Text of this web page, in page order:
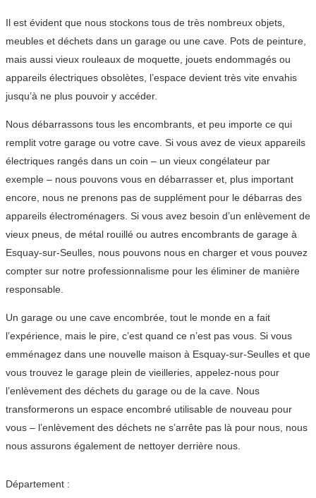
Il est évident que nous stockons tous de très nombreux objets,
meubles et déchets dans un garage ou une cave. Pots de peinture,
mais aussi vieux rouleaux de moquette, jouets endommagés ou
appareils électriques obsolètes, l’espace devient très vite envahis
jusqu’à ne plus pouvoir y accéder.
Nous débarrassons tous les encombrants, et peu importe ce qui
remplit votre garage ou votre cave. Si vous avez de vieux appareils
électriques rangés dans un coin – un vieux congélateur par
exemple – nous pouvons vous en débarrasser et, plus important
encore, nous ne prenons pas de supplément pour le débarras des
appareils électroménagers. Si vous avez besoin d’un enlèvement de
vieux pneus, de métal rouillé ou autres encombrants de garage à
Esquay-sur-Seulles, nous pouvons nous en charger et vous pouvez
compter sur notre professionnalisme pour les éliminer de manière
responsable.
Un garage ou une cave encombrée, tout le monde en a fait
l’expérience, mais le pire, c’est quand ce n’est pas vous. Si vous
emménagez dans une nouvelle maison à Esquay-sur-Seulles et que
vous trouvez le garage plein de vieilleries, appelez-nous pour
l’enlèvement des déchets du garage ou de la cave. Nous
transformerons un espace encombré utilisable de nouveau pour
vous – l’enlèvement des déchets ne s’arrête pas là pour nous, nous
nous assurons également de nettoyer derrière nous.
Département :